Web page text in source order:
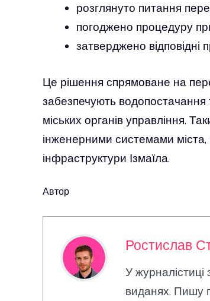
розглянуто питання
погоджено процедуру
затверджено відповідні
Це рішення спрямоване на
забезпечують водопостачання
міських органів управління.
інженерними системами
інфраструктури Ізмаїла.
Автор
Ростислав
У
виданях. Пишу